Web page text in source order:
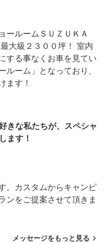
ールームＳＵＺＵＫＡ
大級２３００坪！ 室内
する事なくお車を見てい
ルーム」となっており、
ます！
きな私たちが、スペシャ
ます！
。カスタムからキャンピ
ンをご提案させて頂きま
メッセージをもっと見る